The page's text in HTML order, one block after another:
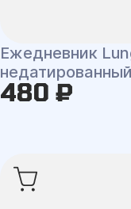
Ежедневник
480 ₽